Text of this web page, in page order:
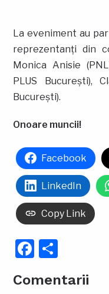
La eveniment au
reprezentanți din
Monica Anisie
PLUS București),
București).
Onoare muncii!
Facebook
LinkedIn
Copy Link
Facebook
Comentarii